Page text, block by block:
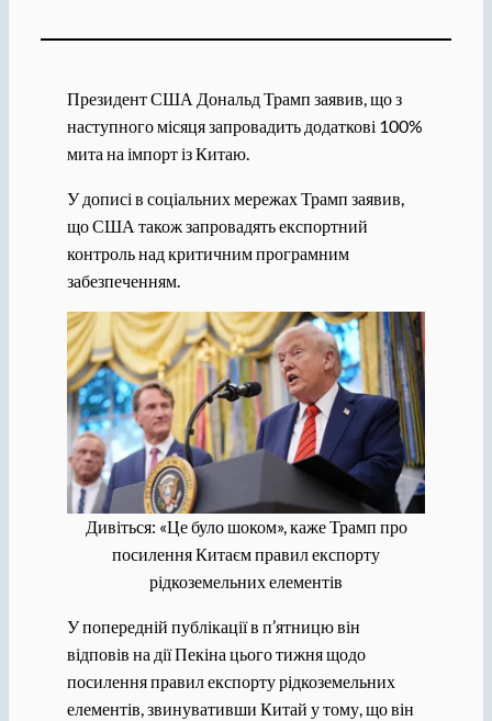
Президент США Дональд Трамп заявив, що з
наступного місяця запровадить додаткові 100%
мита на імпорт із Китаю.
У дописі в соціальних мережах Трамп заявив,
що США також запровадять експортний
контроль над критичним програмним
забезпеченням.
Дивіться: «Це було шоком», каже Трамп про
посилення Китаєм правил експорту
рідкоземельних елементів
У попередній публікації в п’ятницю він
відповів на дії Пекіна цього тижня щодо
посилення правил експорту рідкоземельних
елементів, звинувативши Китай у тому, що він